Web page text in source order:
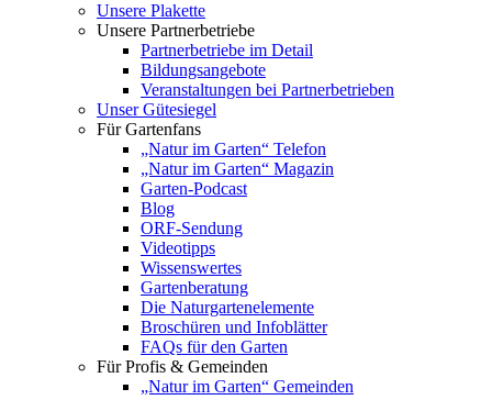
Unsere Plakette
Unsere Partnerbetriebe
Partnerbetriebe im Detail
Bildungsangebote
Veranstaltungen bei Partnerbetrieben
Unser Gütesiegel
Für Gartenfans
„Natur im Garten“ Telefon
„Natur im Garten“ Magazin
Garten-Podcast
Blog
ORF-Sendung
Videotipps
Wissenswertes
Gartenberatung
Die Naturgartenelemente
Broschüren und Infoblätter
FAQs für den Garten
Für Profis & Gemeinden
„Natur im Garten“ Gemeinden